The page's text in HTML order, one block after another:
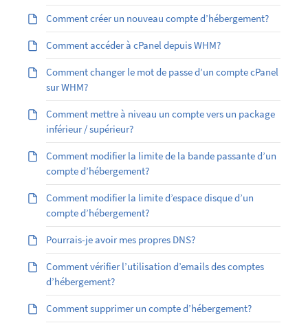
Comment créer un nouveau compte d’hébergement?
Comment accéder à cPanel depuis WHM?
Comment changer le mot de passe d’un compte cPanel
sur WHM?
Comment mettre à niveau un compte vers un package
inférieur / supérieur?
Comment modifier la limite de la bande passante d’un
compte d’hébergement?
Comment modifier la limite d’espace disque d’un
compte d’hébergement?
Pourrais-je avoir mes propres DNS?
Comment vérifier l’utilisation d’emails des comptes
d’hébergement?
Comment supprimer un compte d’hébergement?